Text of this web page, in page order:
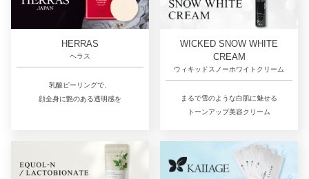
HERRAS
ヘラス
乳酸ピーリングで、
顔全身に艶のある透明感を
WICKED SNOW WHITE
CREAM
ウィキッドスノーホワイトクリーム
まるで雪のような白肌に魅せる
トーンアップ美容クリーム